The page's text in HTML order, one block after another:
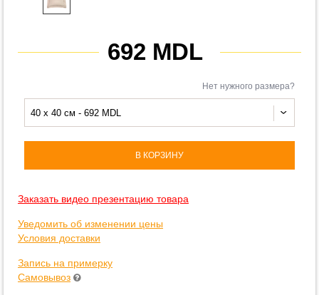
692 MDL
Нет нужного размера?
40 x 40 см - 692 MDL
В КОРЗИНУ
Заказать видео презентацию товара
Уведомить об изменении цены
Условия доставки
Запись на примерку
Самовывоз